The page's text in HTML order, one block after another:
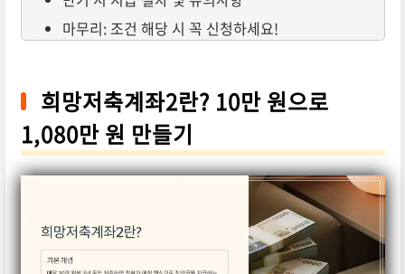
마무리: 조건 해당 시 꼭 신청하세요!
희망저축계좌2란? 10만 원으로
1,080만 원 만들기